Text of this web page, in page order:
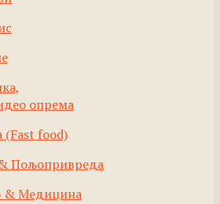
опрема
(Fast food)
Пољопривреда
& Медицина